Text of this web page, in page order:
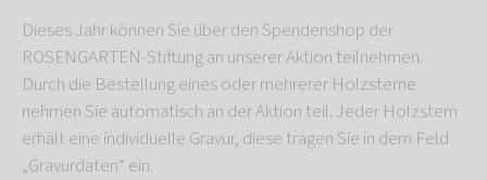
Dieses Jahr können Sie über den Spendenshop der
ROSENGARTEN-Stiftung an unserer Aktion teilnehmen.
Durch die Bestellung eines oder mehrerer Holzsterne
nehmen Sie automatisch an der Aktion teil. Jeder Holzstern
erhält eine individuelle Gravur, diese tragen Sie in dem Feld
„Gravurdaten“ ein.